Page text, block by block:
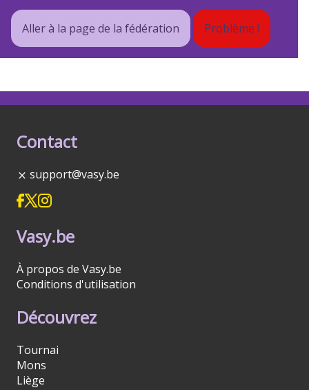
Aller à la page de la fédération Problème !
Contact
support@vasy.be
Vasy.be
À propos de Vasy.be
Conditions d'utilisation
Découvrez
Tournai
Mons
Liège